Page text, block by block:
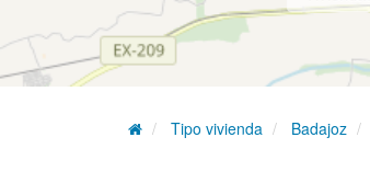
Tipo vivienda Badajoz